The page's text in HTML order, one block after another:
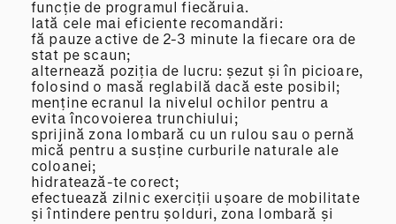
funcție de programul fiecăruia.
Iată cele mai eficiente recomandări:
fă pauze active de 2-3 minute la fiecare ora de
stat pe scaun;
alternează poziția de lucru: șezut și în picioare,
folosind o masă reglabilă dacă este posibil;
menține ecranul la nivelul ochilor pentru a
evita încovoierea trunchiului;
sprijină zona lombară cu un rulou sau o pernă
mică pentru a susține curburile naturale ale
coloanei;
hidratează-te corect;
efectuează zilnic exerciții ușoare de mobilitate
și întindere pentru șolduri, zona lombară și